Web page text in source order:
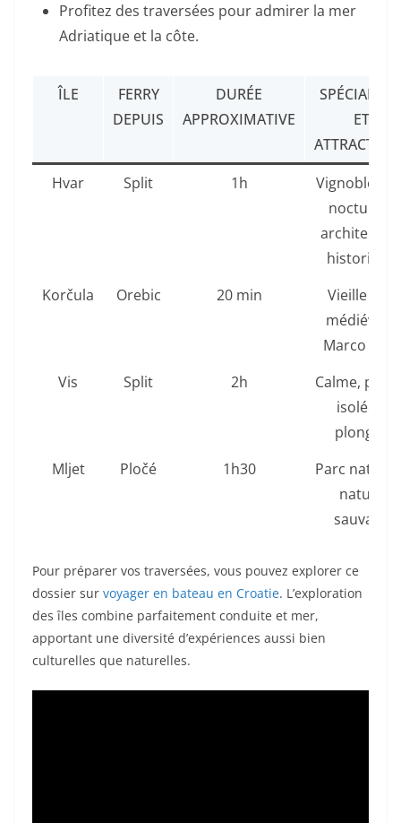
Profitez des traversées pour admirer la mer
Adriatique et la côte.
ÎLE
FERRY
DEPUIS
DURÉE
APPROXIMATIVE
ET
Hvar
Split 1h
Vignobles,
nocturne,
historique
Korčula
Orebic 20 min
Vieille ville
médiévale,
Marco Polo
Vis
Split 2h
Calme,
isolées,
plongée
Mljet
Pločé 1h30
Parc
nature
sauvage
Pour préparer vos traversées, vous pouvez explorer ce
dossier sur voyager en bateau en Croatie. L’exploration
des îles combine parfaitement conduite et mer,
apportant une diversité d’expériences aussi bien
culturelles que naturelles.